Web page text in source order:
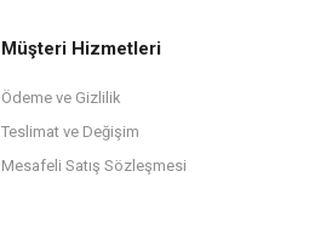
Müşteri Hizmetleri
Ödeme ve Gizlilik
Teslimat ve Değişim
Mesafeli Satış Sözleşmesi